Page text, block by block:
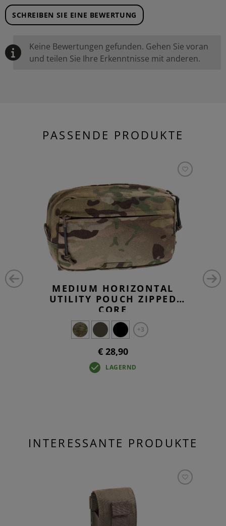
SCHREIBEN SIE EINE BEWERTUNG
Keine Bewertungen gefunden. Gehen Sie voran
und teilen Sie Ihre Erkenntnisse mit anderen.
PASSENDE PRODUKTE
MEDIUM HORIZONTAL
UTILITY POUCH ZIPPED
CORE
+3
€ 28,90
LAGERND
INTERESSANTE PRODUKTE